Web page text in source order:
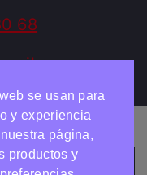
68
reservados
se usan para
y experiencia
página,
productos y